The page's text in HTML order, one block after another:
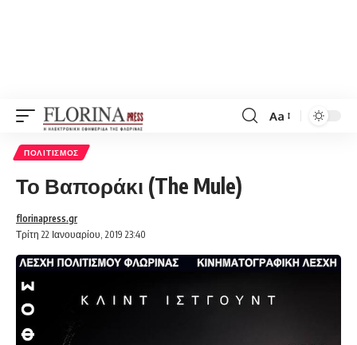
Font
Aa
ΠΟΛΙΤΙΣΜΌΣ
Το Βαποράκι (The Mule)
Τρίτη 22 Ιανουαρίου, 2019 23:40
florinapress.gr